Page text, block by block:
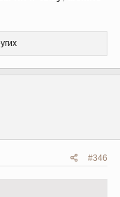
#346